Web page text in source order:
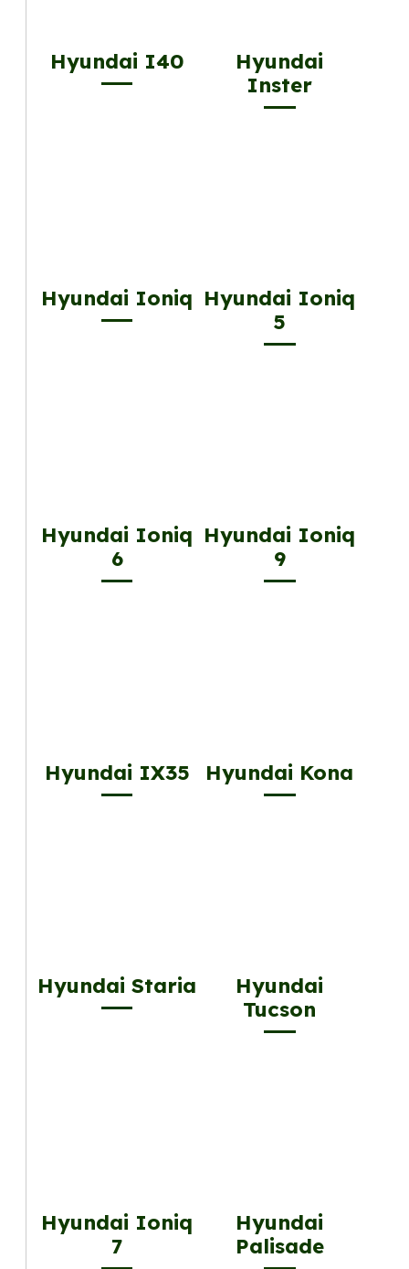
Hyundai I40
Hyundai
Inster
Hyundai Ioniq Hyundai Ioniq
5
Hyundai Ioniq
6
Hyundai Ioniq
9
Hyundai IX35 Hyundai Kona
Hyundai Staria
Hyundai
Tucson
Hyundai Ioniq
7
Hyundai
Palisade